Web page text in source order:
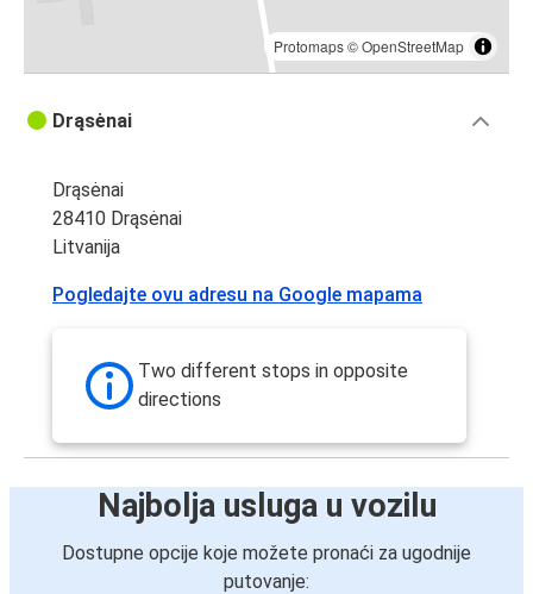
Protomaps©OpenStreetMap
Drąsėnai
Drąsėnai
28410 Drąsėnai
Litvanija
Pogledajte ovu adresu na Google mapama
Two different stops in opposite
directions
Najbolja usluga u vozilu
Dostupne opcije koje možete pronaći za ugodnije
putovanje: